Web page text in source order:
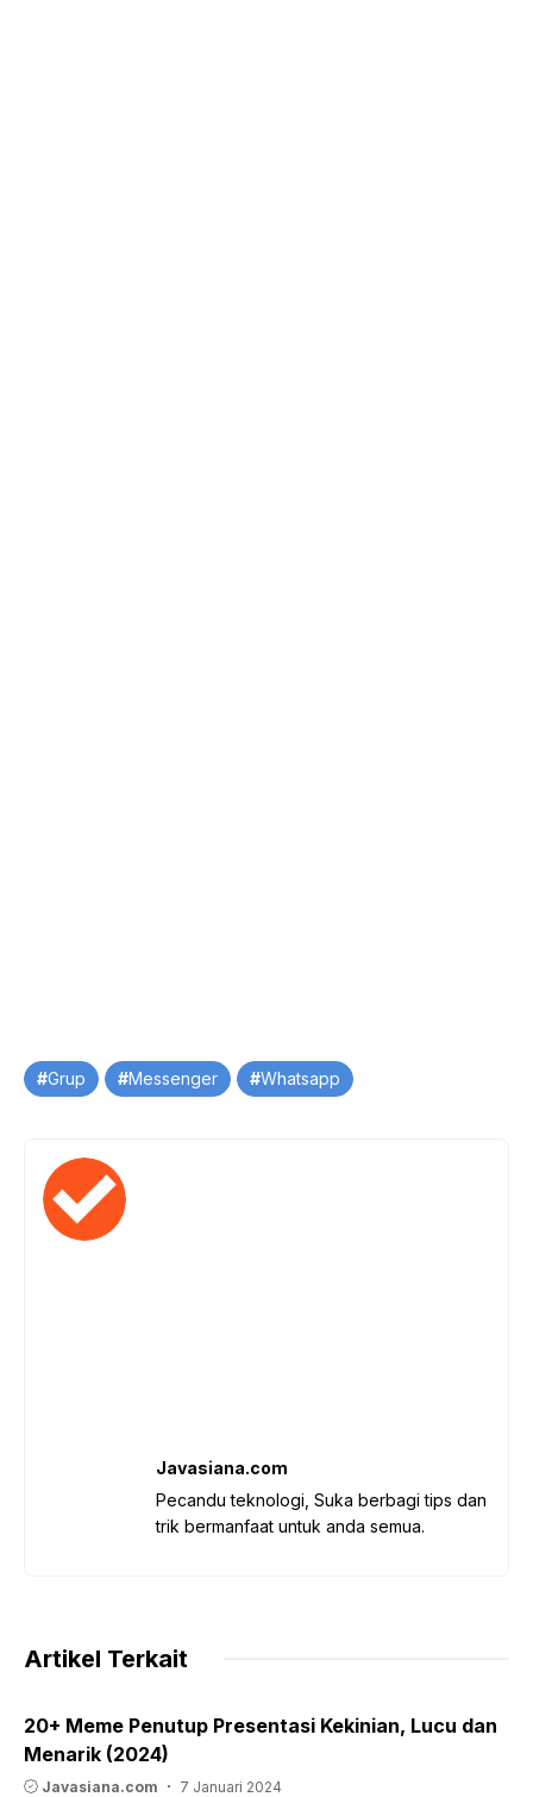
TagGrup Messenger Whatsapp
Javasiana.com
Pecandu teknologi, Suka berbagi tips dan
trik bermanfaat untuk anda semua.
Artikel Terkait
20+ Meme Penutup Presentasi Kekinian, Lucu dan
Menarik (2024)
Javasiana.com 7 Januari 2024